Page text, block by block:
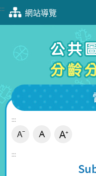
跳
塊
::: 網站導覽
:::
:::